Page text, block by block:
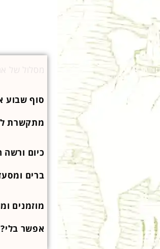
סוף שבוע
מתקשרת
כיום ורשה
ברים
מוזמנים
אפשר